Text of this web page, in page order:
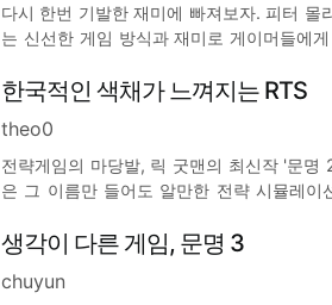
다시 한번 기발한 재미에 빠져보자. 피터 몰
는 신선한 게임 방식과 재미로 게이머들에
의 세계를 마음껏 만들어 갈 수가 있었는데
한국적인 색채가 느껴지는 RTS
theo0
전략게임의 마당발, 릭 굿맨의 최신작 '문명
은 그 이름만 들어도 알만한 전략 시뮬레
게임 이전에 제작했던 '문명 2'에서도 그의 이
생각이 다른 게임, 문명 3
chuyun